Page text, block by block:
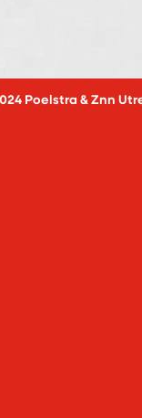
Poelstra & Znn